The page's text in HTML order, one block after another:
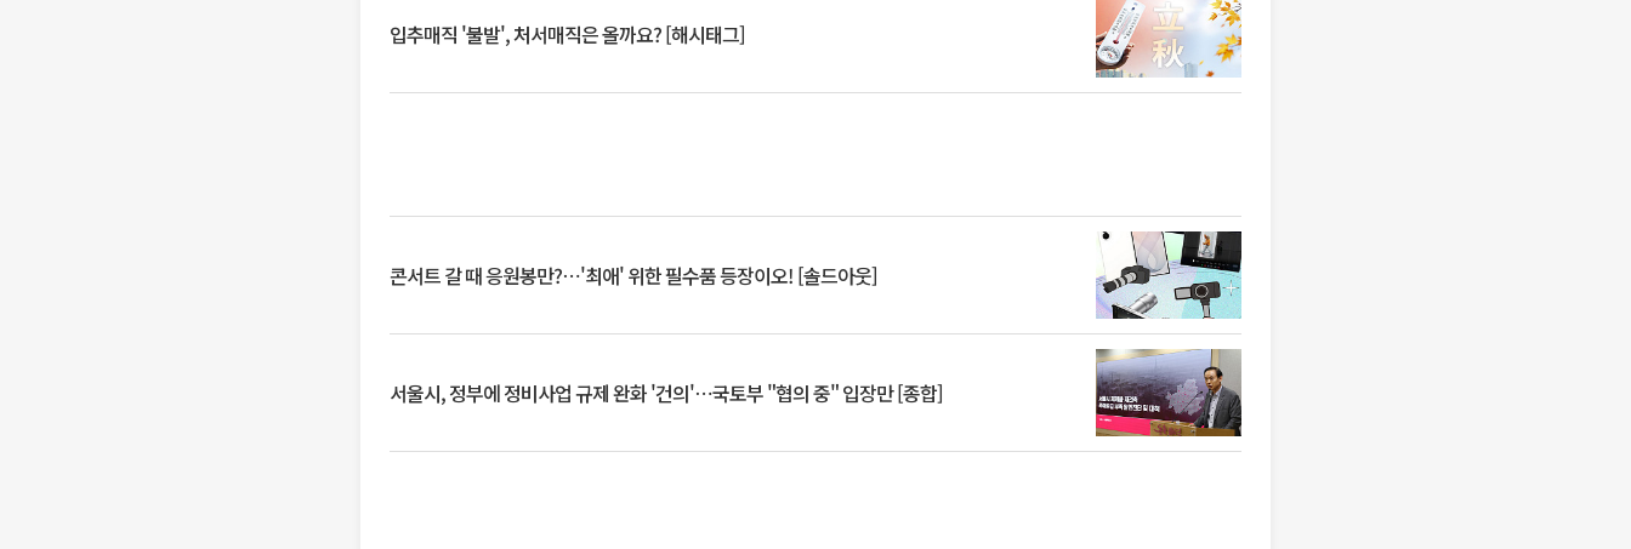
입추매직 '불발', 처서매직은 올까요? [해시태그]
콘서트 갈 때 응원봉만?⋯'최애' 위한 필수품 등장이오! [솔드아웃]
서울시, 정부에 정비사업 규제 완화 '건의'⋯국토부 "협의 중" 입장만 [종합]